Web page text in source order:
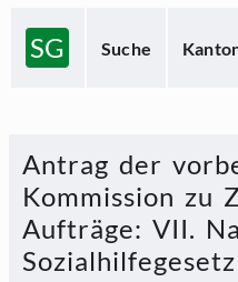
SG Suche
Antrag der
Kommission zu
Aufträge: VII.